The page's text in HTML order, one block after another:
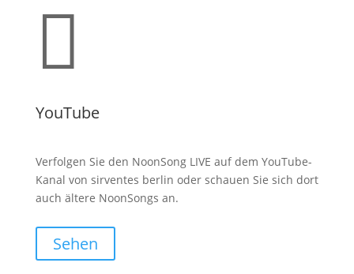

YouTube
Verfolgen Sie den NoonSong LIVE auf dem YouTube-
Kanal von sirventes berlin oder schauen Sie sich dort
auch ältere NoonSongs an.
Sehen